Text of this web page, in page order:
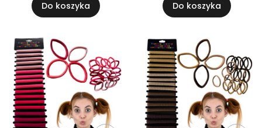
Do koszyka Do koszyka